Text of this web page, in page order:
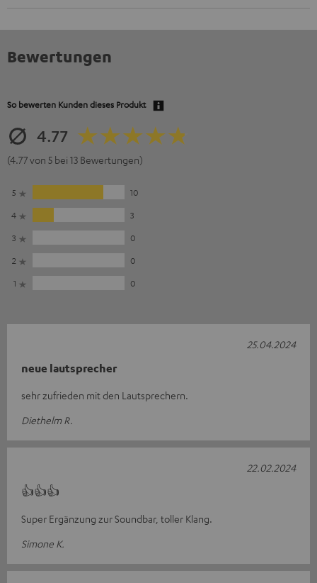
Bewertungen
So bewerten Kunden dieses Produkt
4.77
(4.77 von 5 bei 13 Bewertungen)
5
10
4
3
3
0
2
0
1
0
neue lautsprecher
sehr zufrieden mit den Lautsprechern.
Diethelm R.
25.04.2024
👍👍👍
Super Ergänzung zur Soundbar, toller Klang.
Simone K.
22.02.2024